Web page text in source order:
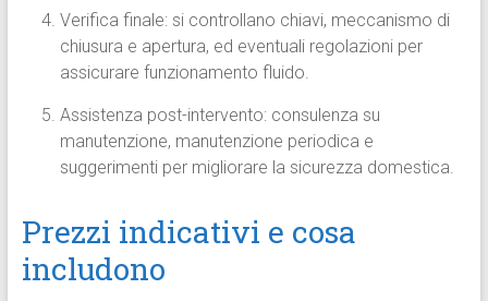
Verifica finale: si controllano chiavi, meccanismo di
chiusura e apertura, ed eventuali regolazioni per
assicurare funzionamento fluido.
Assistenza post-intervento: consulenza su
manutenzione, manutenzione periodica e
suggerimenti per migliorare la sicurezza domestica.
Prezzi indicativi e cosa
includono